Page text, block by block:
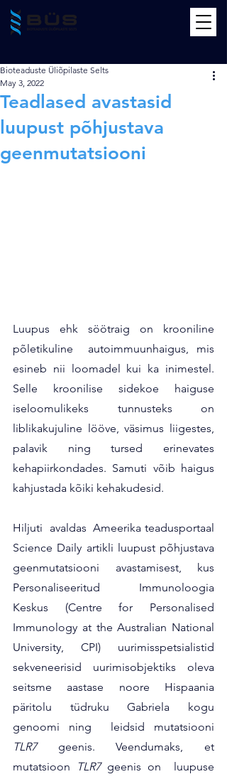
Teadlased avastasid
luupust põhjustava
geenmutatsiooni
Bioteaduste Üliõpilaste Selts
May 3, 2022
Luupus ehk söötraig on krooniline
põletikuline  autoimmuunhaigus, mis
esineb nii loomadel kui ka inimestel.
Selle kroonilise sidekoe haiguse
iseloomulikeks tunnusteks on
liblikakujuline lööve, väsimus liigestes,
palavik ning tursed erinevates
kehapiirkondades. Samuti võib haigus
kahjustada kõiki kehakudesid.
Hiljuti  avaldas  Ameerika teadusportaal
Science Daily artikli luupust põhjustava
geenmutatsiooni avastamisest, kus
Personaliseeritud Immunoloogia
Keskus (Centre for Personalised
Immunology at the Australian National
University, CPI) uurimisspetsialistid
sekveneerisid uurimisobjektiks oleva
seitsme aastase noore Hispaania
päritolu tüdruku Gabriela kogu
TLR7 geenis. Veendumaks, et
mutatsioon
TLR7 geenis on  luupuse